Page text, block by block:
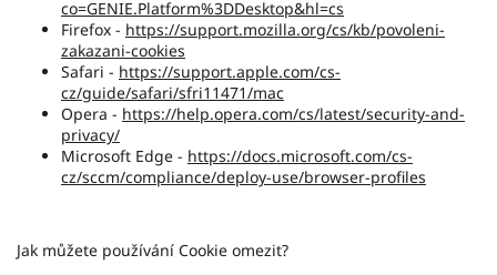
co=GENIE.Platform%3DDesktop&hl=cs
Firefox - https://support.mozilla.org/cs/kb/povoleni-
zakazani-cookies
Safari - https://support.apple.com/cs-
cz/guide/safari/sfri11471/mac
Opera - https://help.opera.com/cs/latest/security-and-
privacy/
Microsoft Edge - https://docs.microsoft.com/cs-
cz/sccm/compliance/deploy-use/browser-profiles
Jak můžete používání Cookie omezit?